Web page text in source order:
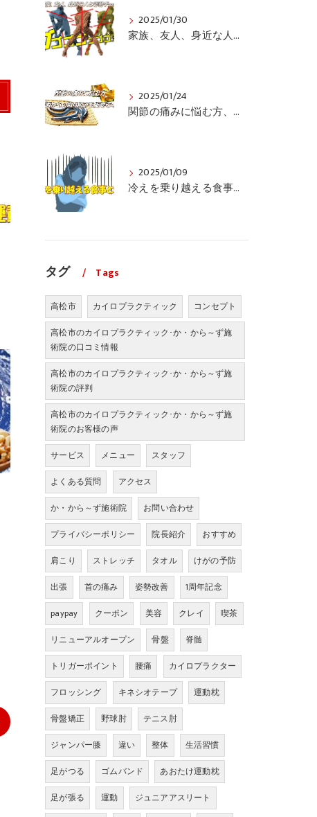
2025/01/30
家族、友人、身近な人の姿勢をちょっと見てみませんか？
2025/01/24
関節の痛みに悩む方、栄養面からの取り組みも重要ですよ！
2025/01/09
冷えを乗り越える食事と運動
タグ Tags
高松市 カイロプラクティック
コンセプト
高松市のカイロプラクティック･か・から～ず施
術院の口コミ情報
高松市のカイロプラクティック･か・から～ず施
術院の評判
高松市のカイロプラクティック･か・から～ず施
術院のお客様の声
サービス
メニュー
スタッフ
よくある質問
アクセス
か・から～ず施術院
お問い合わせ
プライバシーポリシー
院長紹介
おすすめ
肩こり
ストレッチ タオル
けがの予防
出張
首の痛み 姿勢改善
1周年記念
paypay
クーポン 美容 クレイ
喫茶
リニューアルオープン
骨盤
脊髄
トリガーポイント
腰痛
カイロプラクター
フロッシング
キネシオテープ
運動枕
骨盤矯正
野球肘
テニス肘
ジャンパー膝
違い 整体
生活習慣
足がつる
ゴムバンド
あおたけ運動枕
足が張る
運動
ジュニアアスリート